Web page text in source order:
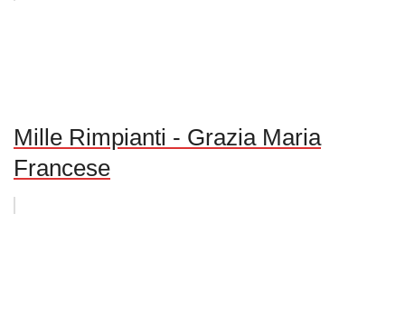
Mille Rimpianti - Grazia Maria
Francese